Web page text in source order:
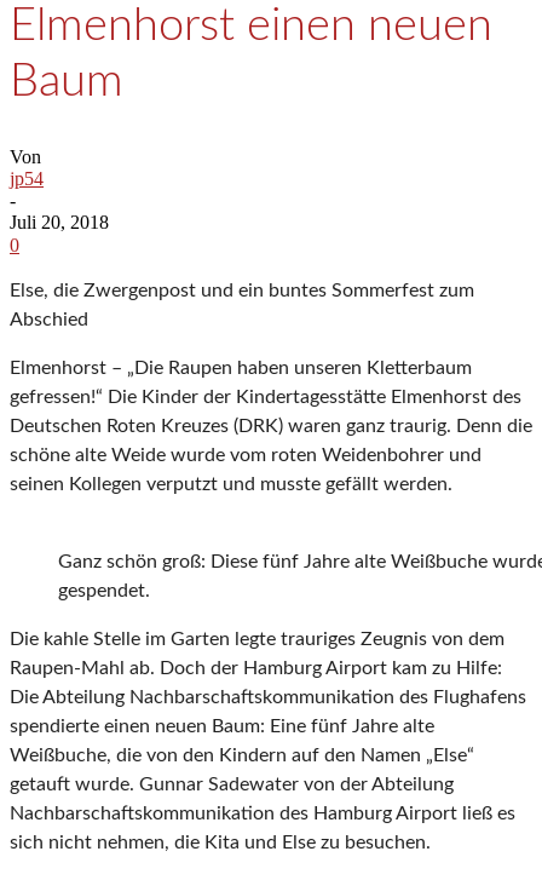
Elmenhorst einen neuen
Baum
Von
jp54
-
Juli 20, 2018
0
Else, die Zwergenpost und ein buntes Sommerfest zum
Abschied
Elmenhorst – „Die Raupen haben unseren Kletterbaum
gefressen!“ Die Kinder der Kindertagesstätte Elmenhorst des
Deutschen Roten Kreuzes (DRK) waren ganz traurig. Denn die
schöne alte Weide wurde vom roten Weidenbohrer und
seinen Kollegen verputzt und musste gefällt werden.
Ganz schön groß: Diese fünf Jahre alte Weißbuche
gespendet.
Die kahle Stelle im Garten legte trauriges Zeugnis von dem
Raupen-Mahl ab. Doch der Hamburg Airport kam zu Hilfe:
Die Abteilung Nachbarschaftskommunikation des Flughafens
spendierte einen neuen Baum: Eine fünf Jahre alte
Weißbuche, die von den Kindern auf den Namen „Else“
getauft wurde. Gunnar Sadewater von der Abteilung
Nachbarschaftskommunikation des Hamburg Airport ließ es
sich nicht nehmen, die Kita und Else zu besuchen.